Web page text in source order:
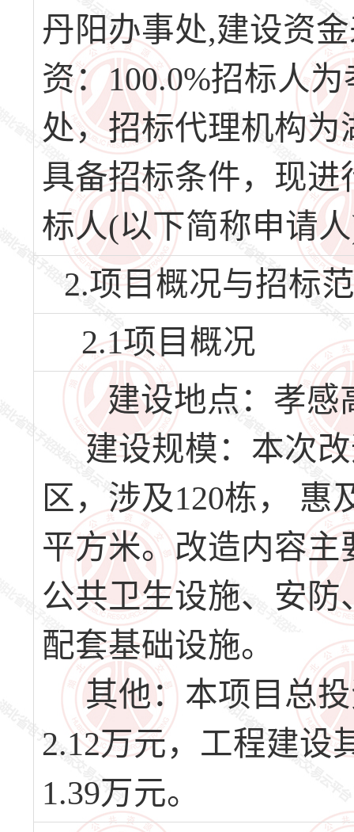
丹阳办事处,建设资
资：100.0%招标人
处，招标代理机构
具备招标条件，现
标人(以下简称申请
2.项目概况与招标
2.1项目概况
建设地点：孝感
建设规模：本次改
区，涉及120栋， 惠
平方米。改造内容
公共卫生设施、安
配套基础设施。
其他：本项目总投
2.12万元，工程建设
1.39万元。